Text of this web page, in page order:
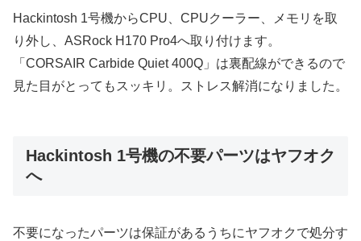
Hackintosh 1号機からCPU、CPUクーラー、メモリを取
り外し、ASRock H170 Pro4へ取り付けます。
「CORSAIR Carbide Quiet 400Q」は裏配線ができるので
見た目がとってもスッキリ。ストレス解消になりました。
Hackintosh 1号機の不要パーツはヤフオク
へ
不要になったパーツは保証があるうちにヤフオクで処分す